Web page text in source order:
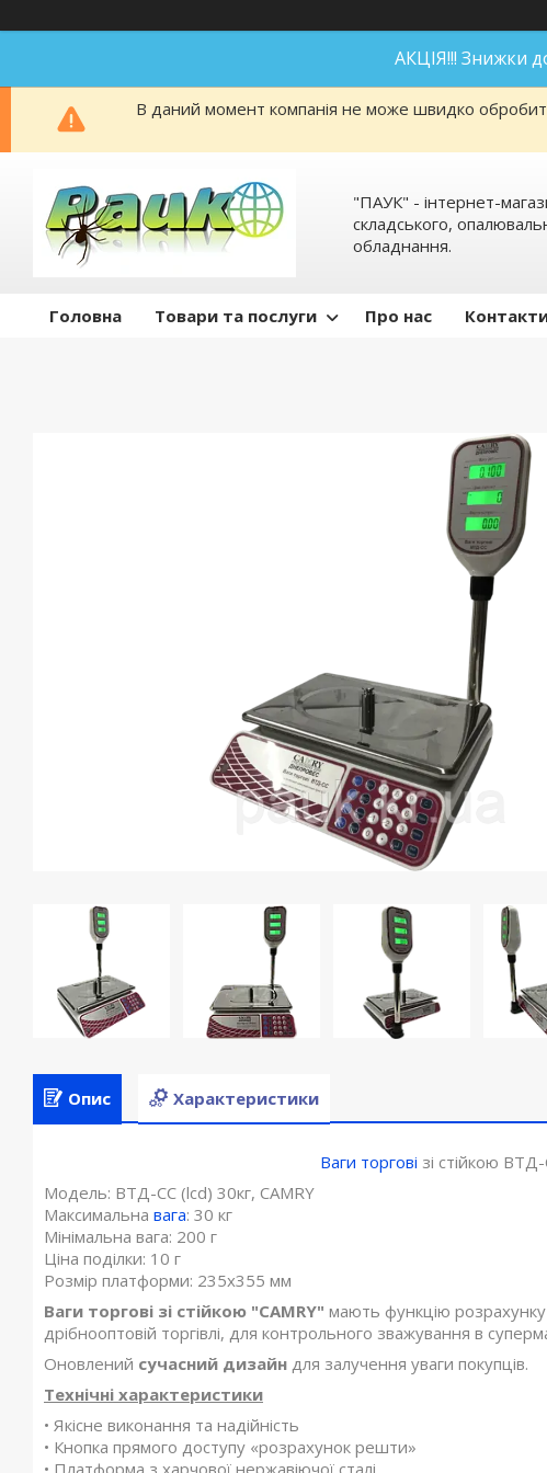
АКЦІЯ!!! Знижки
В даний момент компанія не може швидко
"ПАУК" - інтернет-
складського,
обладнання.
Головна Товари та послуги Про нас
Опис Характеристики
Ваги торгові зі стійкою
Модель: ВТД-CС (lсd) 30кг, CAMRY
Максимальна вага: 30 кг
Мінімальна вага: 200 г
Ціна поділки: 10 г
Розмір платформи: 235х355 мм
Ваги торгові зі стійкою "CAMRY" мають функцію
дрібнооптовій торгівлі, для контрольного зважування в
Оновлений сучасний дизайн для залучення уваги покупців.
Технічні характеристики
• Якісне виконання та надійність
• Кнопка прямого доступу «розрахунок решти»